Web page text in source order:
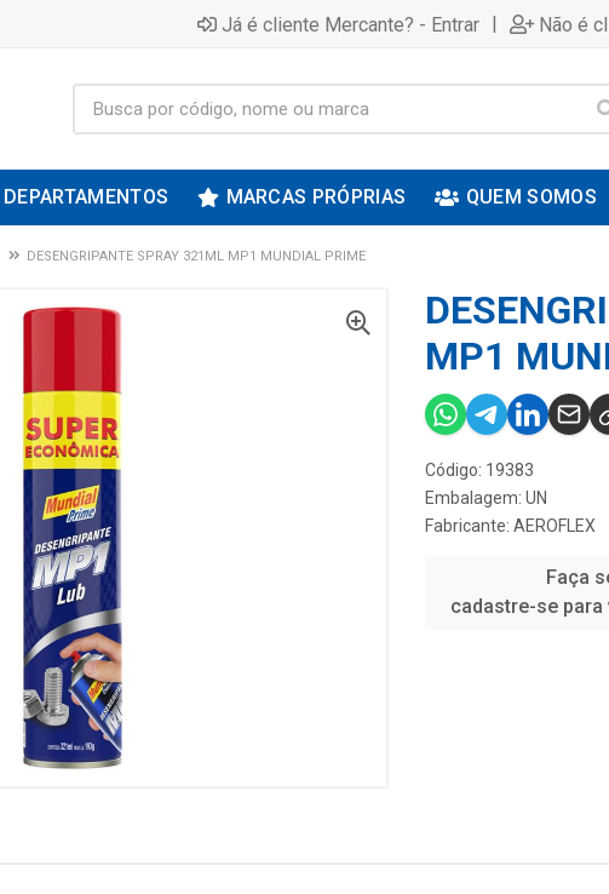
Já é cliente Mercante? - Entrar | Não é
DEPARTAMENTOS MARCAS PRÓPRIAS QUEM SOMOS
DESENGRIPANTE SPRAY 321ML MP1 MUNDIAL PRIME
MP1
Código: 19383
Embalagem: UN
Fabricante: AEROFLEX
Faça
cadastre-se